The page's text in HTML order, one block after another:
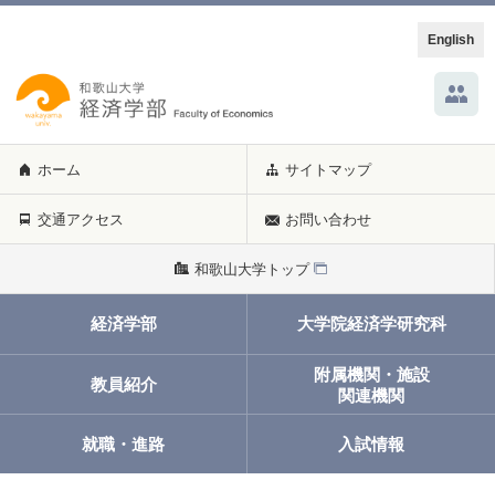
English
ホーム サイトマップ
交通アクセス お問い合わせ
和歌山大学トップ
経済学部 大学院経済学研究科
教員紹介
附属機関・施設
関連機関
就職・進路 入試情報